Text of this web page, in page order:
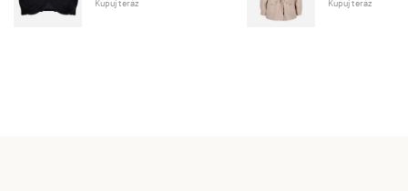
Kupuj teraz Kupuj teraz